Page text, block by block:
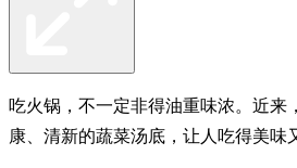
吃火锅，不一定非得油重味浓。近来
康、清新的蔬菜汤底，让人吃得美味